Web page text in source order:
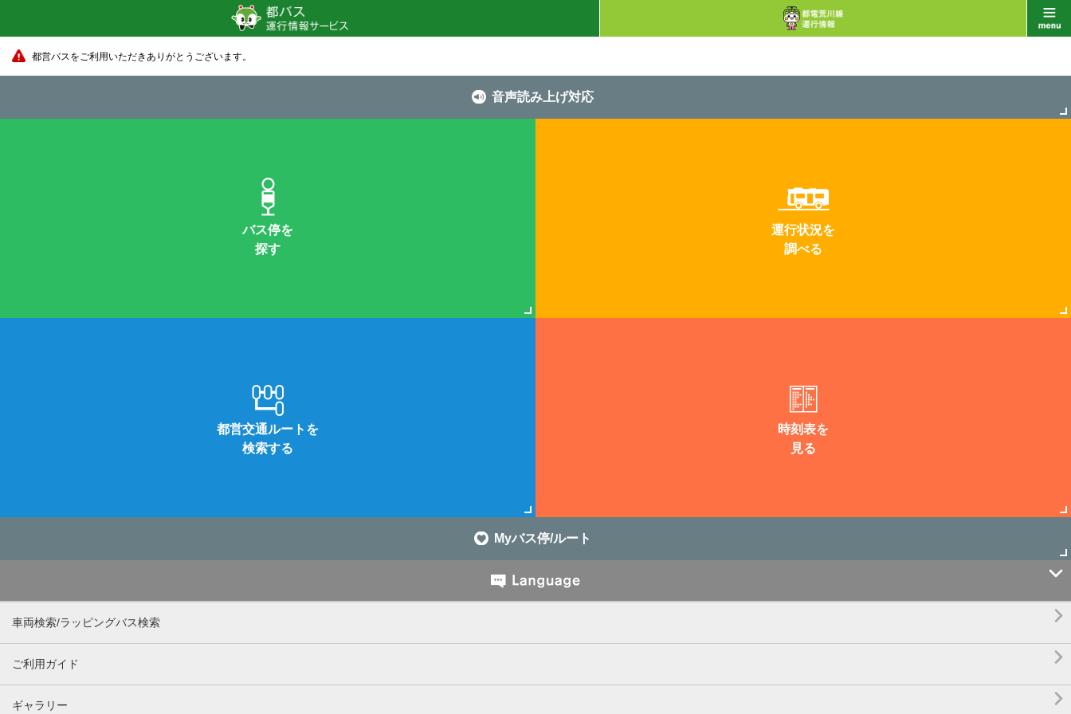
都営バスをご利用いただきありがとうございます。
音声読み上げ対応
バス停を
探す
運行状況を
調べる
都営交通ルートを
検索する
時刻表を
見る
Myバス停/ルート

車両検索/ラッピングバス検索 
ご利用ガイド 
ギャラリー 